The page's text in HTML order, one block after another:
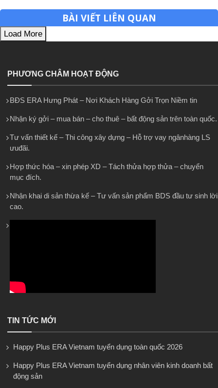
BÀI VIẾT LIÊN QUAN
Load More
PHƯƠNG CHÂM HOẠT ĐỘNG
BĐS ERA Hưng Phát – Nơi Khách Hàng Gởi Trọn Niềm tin
Nhận ký gởi – mua bán – cho thuê – bất động sản trên toàn quốc.
Tư vấn thiết kế – Thi công xây dựng – Hỗ trợ vay ngânhàng LS
ưuđãi.
Hợp thức hóa – xin phép XD – Tách thửa hợp thửa – chuyển
mục đích.
Nhận khai di sản thừa kế – Tư vấn sản phẩm BDS đầu tư sinh lời
cao.
TIN TỨC MỚI
Happy Plus ERA Vietnam tuyển dụng toàn quốc 2026
Happy Plus ERA Vietnam tuyển dụng nhân viên kinh doanh bất
động sản